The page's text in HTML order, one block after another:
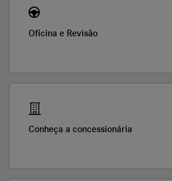
Oficina e Revisão
Conheça a concessionária